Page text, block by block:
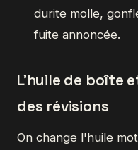
durite molle,
fuite annoncée.
L'huile de boîte
des révisions
On change l'huile